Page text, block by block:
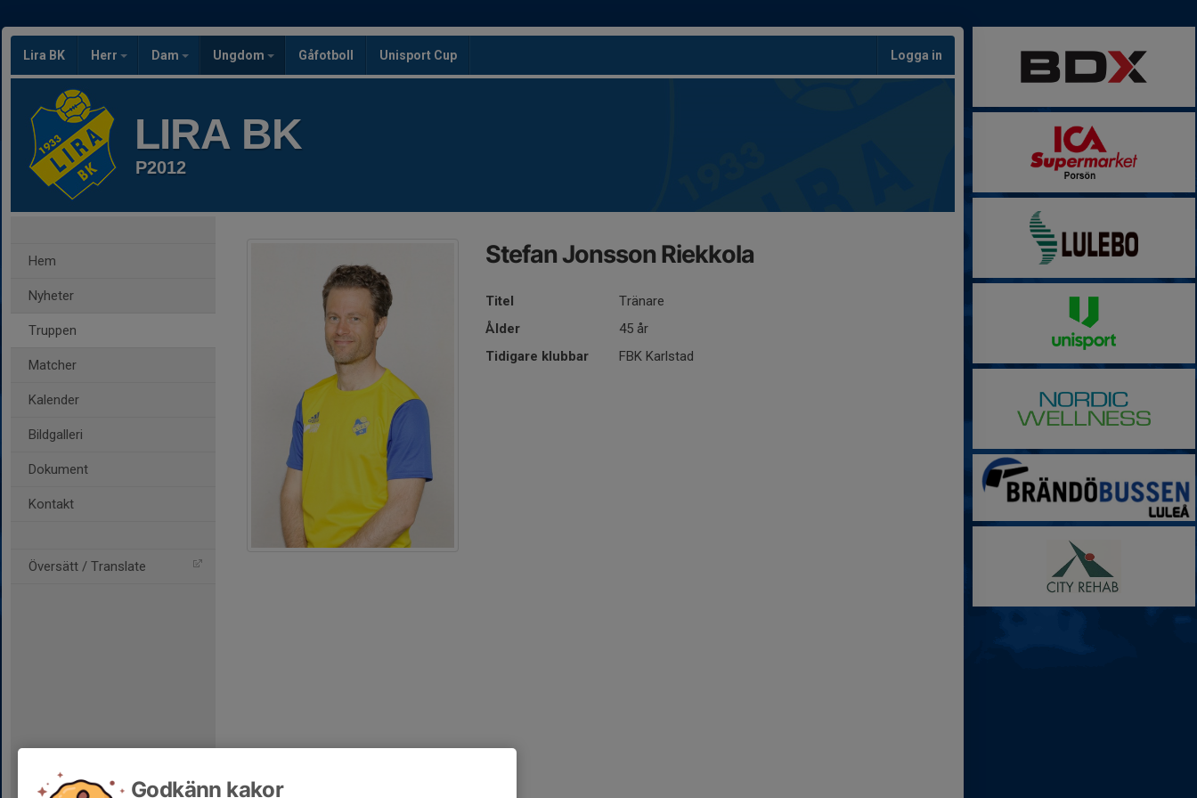
Lira BK Herr Dam Ungdom Gåfotboll Unisport Cup Logga in
LIRA BK
P2012
Hem
Nyheter
Truppen
Matcher
Kalender
Bildgalleri
Dokument
Kontakt
Översätt / Translate
Stefan Jonsson Riekkola
Titel
Tränare
Ålder
45 år
Tidigare klubbar
FBK Karlstad
Godkänn kakor